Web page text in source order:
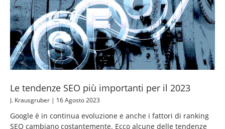
Le tendenze SEO più importanti per il 2023
J. Krausgruber 16 Agosto 2023
Google è in continua evoluzione e anche i fattori di ranking
SEO cambiano costantemente. Ecco alcune delle tendenze